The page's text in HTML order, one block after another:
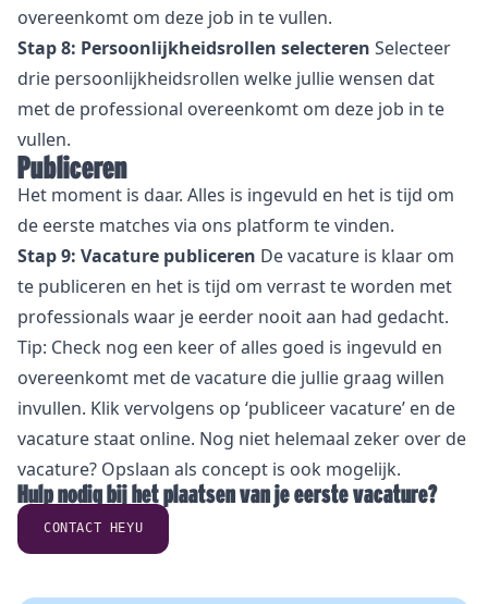
overeenkomt om deze job in te vullen.
Stap 8: Persoonlijkheidsrollen selecteren Selecteer
drie persoonlijkheidsrollen welke jullie wensen dat
met de professional overeenkomt om deze job in te
vullen.
Publiceren
Het moment is daar. Alles is ingevuld en het is tijd om
de eerste matches via ons platform te vinden.
Stap 9: Vacature publiceren De vacature is klaar om
te publiceren en het is tijd om verrast te worden met
professionals waar je eerder nooit aan had gedacht.
Tip: Check nog een keer of alles goed is ingevuld en
overeenkomt met de vacature die jullie graag willen
invullen. Klik vervolgens op ‘publiceer vacature’ en de
vacature staat online. Nog niet helemaal zeker over de
vacature? Opslaan als concept is ook mogelijk.
Hulp nodig bij het plaatsen van je eerste vacature?
CONTACT HEYU